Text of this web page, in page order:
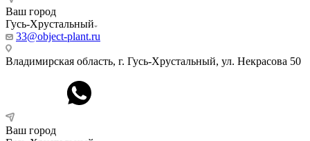
Ваш город
Гусь-Хрустальный
33@object-plant.ru
Владимирская область, г. Гусь-Хрустальный, ул. Некрасова 50
Ваш город